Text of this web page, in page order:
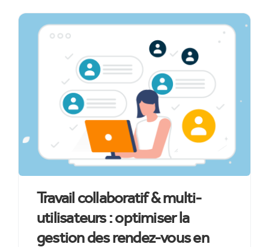
Travail collaboratif & multi-
utilisateurs : optimiser la
gestion des rendez-vous en